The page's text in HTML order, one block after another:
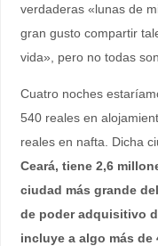
verdaderas «lunas de
gran gusto compartir
vida», pero no todas
Cuatro noches
540 reales en
reales en nafta. Dicha
Ceará, tiene 2,6
ciudad más grande
de poder adquisitivo
incluye a algo más de